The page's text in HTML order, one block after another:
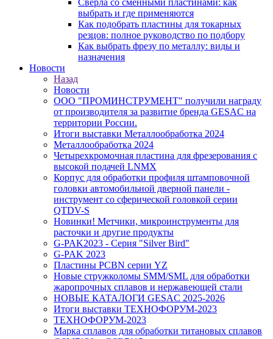
Сверла со сменными пластинами: как
выбрать и где применяются
Как подобрать пластины для токарных
резцов: полное руководство по подбору
Как выбрать фрезу по металлу: виды и
назначения
Новости
Назад
Новости
ООО "ПРОМИНСТРУМЕНТ" получили награду
от производителя за развитие бренда GESAC на
территории России.
Итоги выставки Металлообработка 2024
Металлообработка 2024
Четырехкромочная пластина для фрезерования с
высокой подачей LNMX
Корпус для обработки профиля штамповочной
головки автомобильной дверной панели -
инструмент со сферической головкой серии
QTDV-S
Новинки! Метчики, микроинструменты для
расточки и другие продукты
G-PAK2023 - Серия "Silver Bird"
G-PAK 2023
Пластины PCBN серии YZ
Новые стружколомы SMM/SML для обработки
жаропрочных сплавов и нержавеющей стали
НОВЫЕ КАТАЛОГИ GESAC 2025-2026
Итоги выставки ТЕХНОФОРУМ-2023
ТЕХНОФОРУМ-2023
Марка сплавов для обработки титановых сплавов